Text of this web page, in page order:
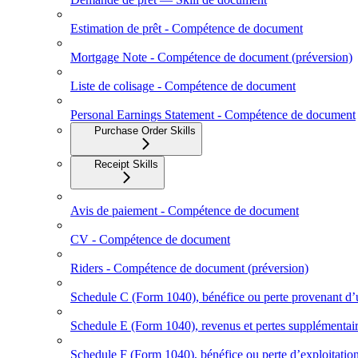
Estimation de prêt - Compétence de document
Mortgage Note - Compétence de document (préversion)
Liste de colisage - Compétence de document
Personal Earnings Statement - Compétence de document
Purchase Order Skills
Receipt Skills
Avis de paiement - Compétence de document
CV - Compétence de document
Riders - Compétence de document (préversion)
Schedule C (Form 1040), bénéfice ou perte provenant
Schedule E (Form 1040), revenus et pertes
Schedule F (Form 1040), bénéfice ou perte